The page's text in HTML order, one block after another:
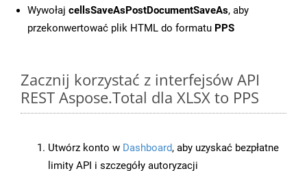
Wywołaj cellsSaveAsPostDocumentSaveAs, aby
przekonwertować plik HTML do formatu PPS
Zacznij korzystać z interfejsów API
REST Aspose.Total dla XLSX to PPS
Utwórz konto w Dashboard, aby uzyskać bezpłatne
limity API i szczegóły autoryzacji